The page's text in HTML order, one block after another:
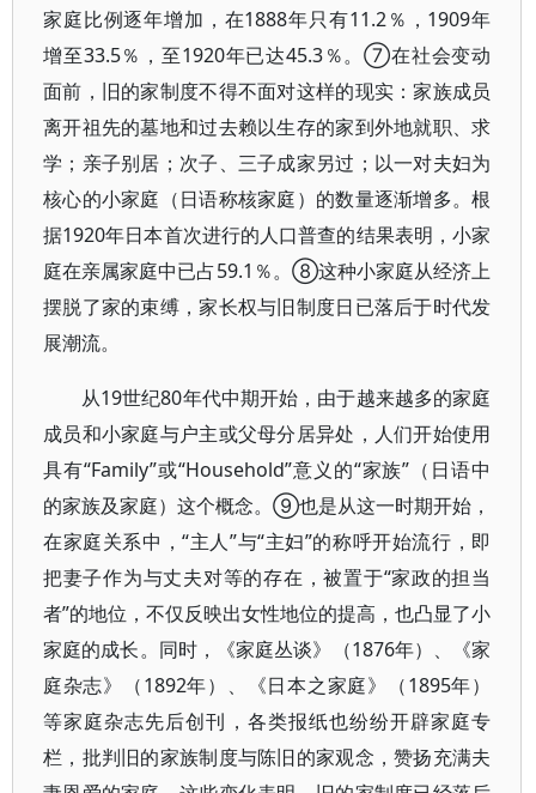
家庭比例逐年增加，在1888年只有11.2％，1909年
增至33.5％，至1920年已达45.3％。⑦在社会变动
面前，旧的家制度不得不面对这样的现实：家族成员
离开祖先的墓地和过去赖以生存的家到外地就职、求
学；亲子别居；次子、三子成家另过；以一对夫妇为
核心的小家庭（日语称核家庭）的数量逐渐增多。根
据1920年日本首次进行的人口普查的结果表明，小家
庭在亲属家庭中已占59.1％。⑧这种小家庭从经济上
摆脱了家的束缚，家长权与旧制度日已落后于时代发
展潮流。
从19世纪80年代中期开始，由于越来越多的家庭
成员和小家庭与户主或父母分居异处，人们开始使用
具有“Family”或“Household”意义的“家族”（日语中
的家族及家庭）这个概念。⑨也是从这一时期开始，
在家庭关系中，“主人”与“主妇”的称呼开始流行，即
把妻子作为与丈夫对等的存在，被置于“家政的担当
者”的地位，不仅反映出女性地位的提高，也凸显了小
家庭的成长。同时，《家庭丛谈》（1876年）、《家
庭杂志》（1892年）、《日本之家庭》（1895年）
等家庭杂志先后创刊，各类报纸也纷纷开辟家庭专
栏，批判旧的家族制度与陈旧的家观念，赞扬充满夫